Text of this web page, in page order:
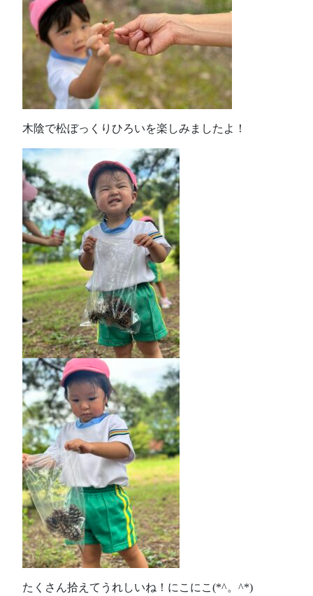
木陰で松ぼっくりひろいを楽しみましたよ！
たくさん拾えてうれしいね！にこにこ(*^。^*)